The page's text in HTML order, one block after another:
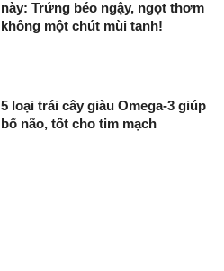
này: Trứng béo ngậy, ngọt thơm
không một chút mùi tanh!
5 loại trái cây giàu Omega-3 giúp
bổ não, tốt cho tim mạch